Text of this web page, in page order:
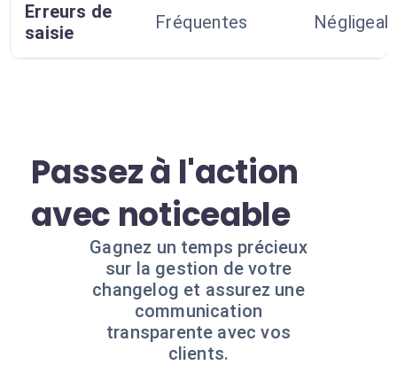
Erreurs de
saisie
Fréquentes
Passez à l'action
avec noticeable
Gagnez un temps précieux
sur la gestion de votre
changelog et assurez une
communication
transparente avec vos
clients.